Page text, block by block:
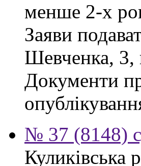
менше 2-х
Заяви
Шевченка, 3,
Документи
№ 37 (8148)
Куликівська